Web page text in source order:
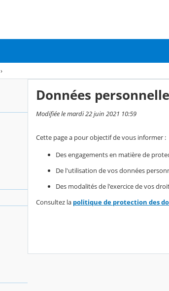
›
Données
Modifiée le mardi 22 juin 2021 10:59
Cette page a pour objectif de vous informer :
Des engagements en matière de
De l'utilisation de vos données
Des modalités de l'exercice de vos
Consultez la politique de protection des